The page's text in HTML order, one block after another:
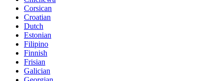
Corsican
Croatian
Dutch
Estonian
Filipino
Finnish
Frisian
Galician